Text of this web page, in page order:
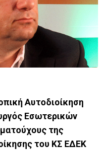
Αυτοδιοίκηση
Εσωτερικών
της
του ΚΣ ΕΔΕΚ